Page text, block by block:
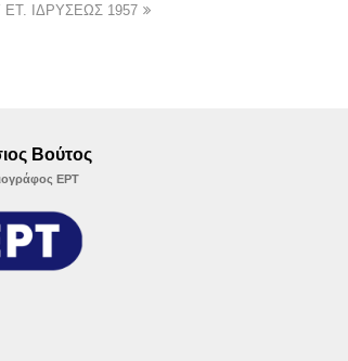
ΙΔΡΥΣΕΩΣ 1957
Βούτος
ΕΡΤ